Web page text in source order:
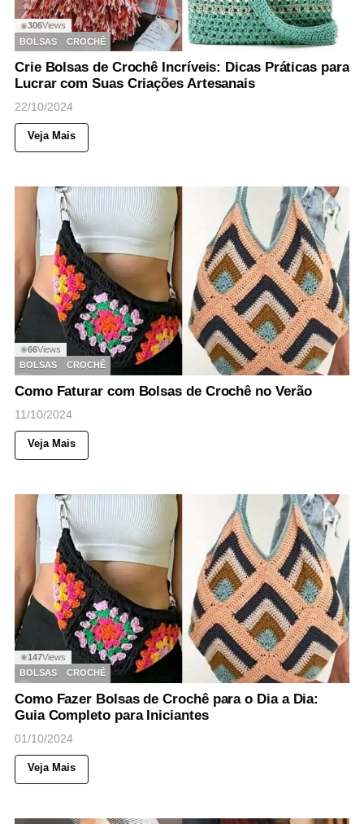
◉306Views
BOLSAS
CROCHÊ
Crie Bolsas de Crochê Incríveis: Dicas Práticas para
Lucrar com Suas Criações Artesanais
22/10/2024
Veja Mais
◉66Views
BOLSAS
CROCHÊ
Como Faturar com Bolsas de Crochê no Verão
11/10/2024
Veja Mais
◉147Views
BOLSAS
CROCHÊ
Como Fazer Bolsas de Crochê para o Dia a Dia:
Guia Completo para Iniciantes
01/10/2024
Veja Mais